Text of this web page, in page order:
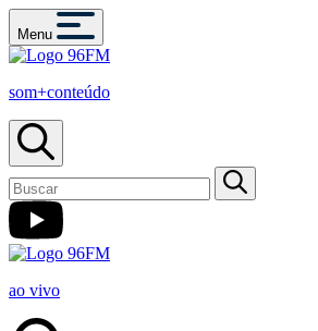
Menu
som+conteúdo
ao vivo